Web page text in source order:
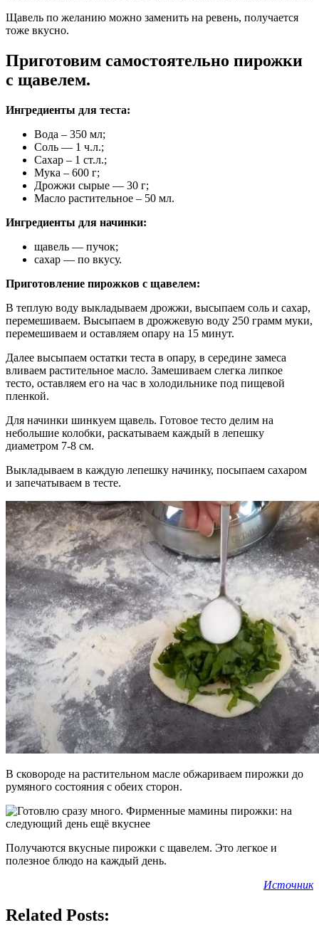
Щавель по желанию можно заменить на ревень, получается
тоже вкусно.
Приготовим самостоятельно пирожки
с щавелем.
Ингредиенты для теста:
Вода – 350 мл;
Соль — 1 ч.л.;
Сахар – 1 ст.л.;
Мука – 600 г;
Дрожжи сырые — 30 г;
Масло растительное – 50 мл.
Ингредиенты для начинки:
щавель — пучок;
сахар — по вкусу.
Приготовление пирожков с щавелем:
В теплую воду выкладываем дрожжи, высыпаем соль и сахар,
перемешиваем. Высыпаем в дрожжевую воду 250 грамм муки,
перемешиваем и оставляем опару на 15 минут.
Далее высыпаем остатки теста в опару, в середине замеса
вливаем растительное масло. Замешиваем слегка липкое
тесто, оставляем его на час в холодильнике под пищевой
пленкой.
Для начинки шинкуем щавель. Готовое тесто делим на
небольшие колобки, раскатываем каждый в лепешку
диаметром 7-8 см.
Выкладываем в каждую лепешку начинку, посыпаем сахаром
и запечатываем в тесте.
В сковороде на растительном масле обжариваем пирожки до
румяного состояния с обеих сторон.
Получаются вкусные пирожки с щавелем. Это легкое и
полезное блюдо на каждый день.
Источник
Related Posts: